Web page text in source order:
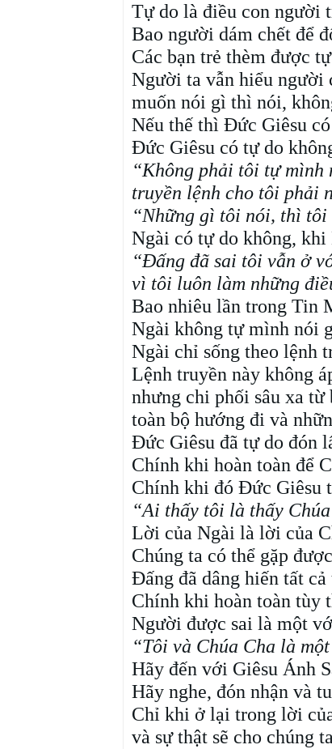
Tự do là điều con người
Bao người dám chết để
Các bạn trẻ thèm được
Người ta vẫn hiểu người
muốn nói gì thì nói,
Nếu thế thì Đức Giêsu
Đức Giêsu có tự do
“Không phải tôi tự
truyền lệnh cho tôi phải
“Những gì tôi nói, thì
Ngài có tự do không,
“Đấng đã sai tôi vẫn ở
vì tôi luôn làm những
Bao nhiêu lần trong Tin
Ngài không tự mình nói
Ngài chỉ sống theo lệnh
Lệnh truyền này không
nhưng chi phối sâu xa từ
toàn bộ hướng đi và
Đức Giêsu đã tự do đón
Chính khi hoàn toàn để
Chính khi đó Đức Giêsu
“Ai thấy tôi là thấy
Lời của Ngài là lời của
Chúng ta có thể gặp
Đấng đã dâng hiến tất
Chính khi hoàn toàn tùy
Người được sai là một
“Tôi và Chúa Cha là
Hãy đến với Giêsu Ánh
Hãy nghe, đón nhận và
Chỉ khi ở lại trong lời
và sự thật sẽ cho chúng